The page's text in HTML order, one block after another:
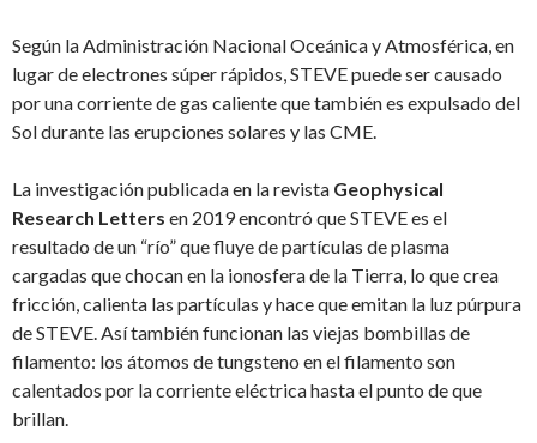
Según la Administración Nacional Oceánica y Atmosférica, en
lugar de electrones súper rápidos, STEVE puede ser causado
por una corriente de gas caliente que también es expulsado del
Sol durante las erupciones solares y las CME.
La investigación publicada en la revista Geophysical
Research Letters en 2019 encontró que STEVE es el
resultado de un “río” que fluye de partículas de plasma
cargadas que chocan en la ionosfera de la Tierra, lo que crea
fricción, calienta las partículas y hace que emitan la luz púrpura
de STEVE. Así también funcionan las viejas bombillas de
filamento: los átomos de tungsteno en el filamento son
calentados por la corriente eléctrica hasta el punto de que
brillan.